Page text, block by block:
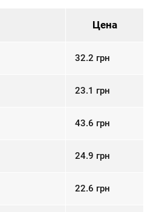
Цена
32.2 грн
23.1 грн
43.6 грн
24.9 грн
22.6 грн